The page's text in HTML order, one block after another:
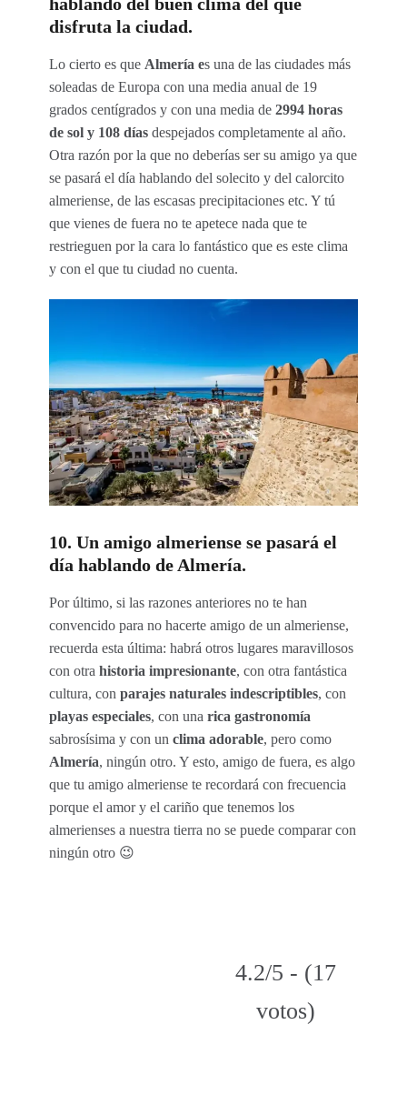
disfruta la ciudad.
Lo cierto es que Almería es una de las ciudades más
soleadas de Europa con una media anual de 19
grados centígrados y con una media de 2994 horas
de sol y 108 días despejados completamente al año.
Otra razón por la que no deberías ser su amigo ya que
se pasará el día hablando del solecito y del calorcito
almeriense, de las escasas precipitaciones etc. Y tú
que vienes de fuera no te apetece nada que te
restrieguen por la cara lo fantástico que es este clima
y con el que tu ciudad no cuenta.
10. Un amigo almeriense se pasará el
día hablando de Almería.
Por último, si las razones anteriores no te han
convencido para no hacerte amigo de un almeriense,
recuerda esta última: habrá otros lugares maravillosos
con otra historia impresionante, con otra fantástica
cultura, con parajes naturales indescriptibles, con
playas especiales, con una rica gastronomía
sabrosísima y con un clima adorable, pero como
Almería, ningún otro. Y esto, amigo de fuera, es algo
que tu amigo almeriense te recordará con frecuencia
porque el amor y el cariño que tenemos los
almerienses a nuestra tierra no se puede comparar con
ningún otro 😉
4.2/5 - (17
votos)